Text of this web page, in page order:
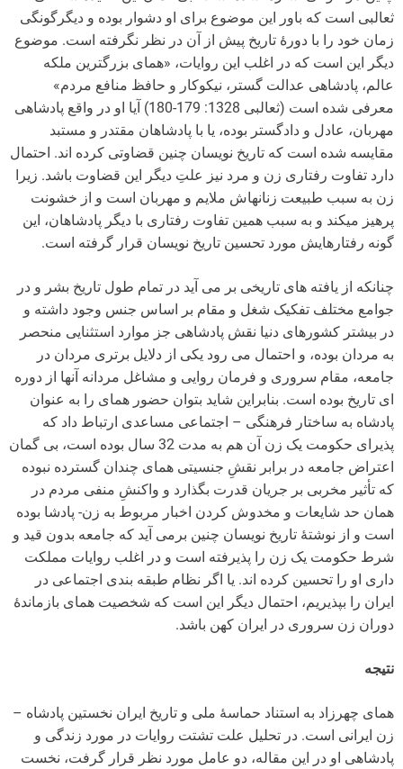
ثعالبی است که باور این موضوع برای او دشوار بوده و دیگرگونگی
زمان خود را با دورۀ تاریخ پیش از آن در نظر نگرفته است. موضوع
دیگر این است که در اغلب این روایات، «همای بزرگترین ملکه
عالم، پادشاهی عدالت گستر، نیکوکار و حافظ منافع مردم»
معرفی شده است (ثعالبی 1328: 179-180) آیا او در واقع پادشاهی
مهربان، عادل و دادگستر بوده، یا با پادشاهان مقتدر و مستبد
مقایسه شده است که تاریخ نویسان چنین قضاوتی کرده اند. احتمال
دارد تفاوت رفتاری زن و مرد نیز علتِ دیگر این قضاوت باشد. زیرا
زن به سبب طبیعت زنانه­اش ملایم و مهربان است و از خشونت
پرهیز می­کند و به سبب همین تفاوت رفتاری با دیگر پادشاهان، این
گونه رفتارهایش مورد تحسین تاریخ نویسان قرار گرفته است.
چنانکه از یافته های تاریخی بر می آید در تمام طول تاریخ بشر و در
جوامع مختلف تفکیک شغل و مقام بر اساس جنس وجود داشته و
در بیشتر کشورهای دنیا نقش پادشاهی جز موارد استثنایی منحصر
به مردان بوده، و احتمال می رود یکی از دلایل برتری مردان در
جامعه، مقام سروری و فرمان روایی و مشاغل مردانه آنها از دوره
ای تاریخ بوده است. بنابراین شاید بتوان حضور همای را به عنوان
پادشاه به ساختار فرهنگی – اجتماعی مساعدی ارتباط داد که
پذیرای حکومت یک زن آن هم به مدت 32 سال بوده است، بی گمان
اعتراض جامعه در برابر نقشِ جنسیتی همای چندان گسترده نبوده
که تأثیر مخربی بر جریان قدرت بگذارد و واکنشِ منفی مردم در
همان حد شایعات و مخدوش کردن اخبار مربوط به زن- پادشا بوده
است و از نوشتۀ تاریخ نویسان چنین برمی آید که جامعه بدون قید و
شرط حکومت یک زن را پذیرفته است و در اغلب روایات مملکت
داری او را تحسین کرده اند. یا اگر نظام طبقه بندی اجتماعی در
ایران را بپذیریم، احتمال دیگر این است که شخصیت همای بازماندۀ
دوران زن سروری در ایران کهن باشد.
نتیجه
همای چهرزاد به استناد حماسۀ ملی و تاریخ ایران نخستین پادشاه –
زن ایرانی است. در تحلیل علت تشتت روایات در مورد زندگی و
پادشاهی او در این مقاله، دو عامل مورد نظر قرار گرفت، نخست